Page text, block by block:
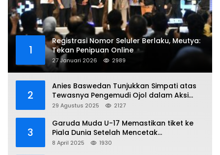
1
Registrasi Nomor Seluler Berlaku, Meutya:
Tekan Penipuan Online
27 Januari 2026 2989
2
Anies Baswedan Tunjukkan Simpati atas
Tewasnya Pengemudi Ojol dalam Aksi
Demo
29 Agustus 2025 2127
3
Garuda Muda U-17 Memastikan tiket ke
Piala Dunia Setelah Mencetak
Kemenangan Gemilang atas Yaman 4-1 di
8 April 2025 1930